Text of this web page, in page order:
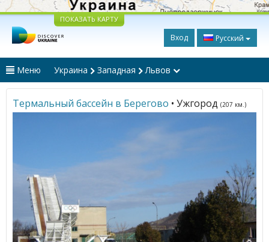
ПОКАЗАТЬ КАРТУ
Вход Русский
Меню Украина Западная Львов
Термальный бассейн в Берегово • Ужгород (207 км.)